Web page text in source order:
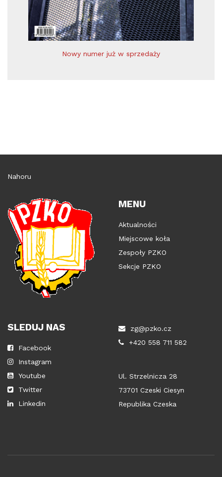
Nowy numer już w sprzedaży
Nahoru
MENU
Aktualności
Miejscowe koła
Zespoły PZKO
Sekcje PZKO
SLEDUJ NAS
Facebook
Instagram
Youtube
Twitter
Linkedin
zg@pzko.cz
+420 558 711 582
Ul. Strzelnicza 28
73701 Czeski Ciesyn
Republika Czeska